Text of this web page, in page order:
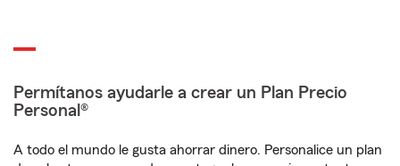
Permítanos ayudarle a crear un Plan Precio
Personal®
A todo el mundo le gusta ahorrar dinero. Personalice un plan